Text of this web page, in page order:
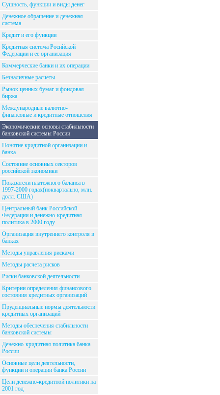
Сущность, функции и виды денег
Денежное обращение и денежная
система
Кредит и его функции
Кредитная система Росийской
Федерации и ее организация
Коммерческие банки и их операции
Безналичные расчеты
Рынок ценных бумаг и фондовая
биржа
Международные валютно-
финансовые и кредитные отношения
Экономические основы стабильности
банковской системы России
Понятие кридитной организации и
банка
Состояние основных секторов
российской экономики
Показатели платежного баланса в
1997-2000 годах(поквартально, млн.
долл. США)
Центральный банк Российской
Федерации и денежно-кредитная
политика в 2000 году
Организация внутреннего контроля в
банках
Методы управления рисками
Методы расчета рисков
Риски банковской деятельности
Критерии определения финансового
состояния кредитных организаций
Пруденциальные нормы деятельности
кредитных организаций
Методы обеспечения стабильности
банковской системы
Денежно-кридитная политика банка
России
Основные цели деятельности,
функции и операции банка России
Цели денежно-кредитной политики на
2001 год